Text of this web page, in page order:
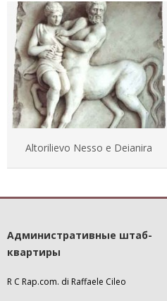
Altorilievo Nesso e Deianira
Административные штаб-
квартиры
R C Rap.com. di Raffaele Cileo